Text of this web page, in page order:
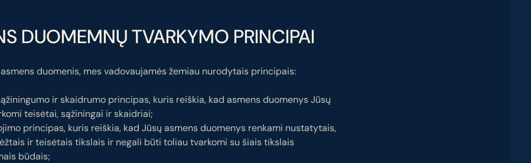
DUOMEMNŲ TVARKYMO PRINCIPAI
duomenis, mes vadovaujamės žemiau nurodytais principais:
ir skaidrumo principas, kuris reiškia, kad asmens duomenys Jūsų
teisėtai, sąžiningai ir skaidriai;
principas, kuris reiškia, kad Jūsų asmens duomenys renkami nustatytais,
ir teisėtais tikslais ir negali būti toliau tvarkomi su šiais tikslais
būdais;